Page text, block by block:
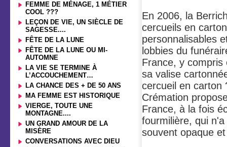
FEMME DE MÉNAGE, 1 MÉTIER
COOL ???
LEÇON DE VIE, UN SIÈCLE DE
SAGESSE....
FÊTE DE LA LUNE
FÊTE DE LA LUNE OU MI-
AUTOMNE
LA VIE SE TERMINE À
L’ACCOUCHEMENT…
LA CHANCE DES + DE 50 ANS
MA FEMME EST HISTORIQUE
VIERGE, TOUTE UNE
MONTAGNE....
UN GRAND AMOUR DE LA
MISÈRE
CONVERSATIONS AVEC DIEU
En 2006, la
cercueils en
personnalisables
lobbies du
France, y compris
sa valise
cercueil en carton
Crémation
France, à la fois
fourmilière, qui
souvent opaque